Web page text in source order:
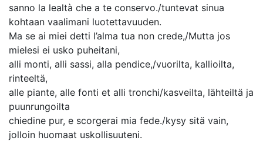
sanno la lealtà che a te conservo./tuntevat sinua
kohtaan vaalimani luotettavuuden.
Ma se ai miei detti l’alma tua non crede,/Mutta jos
mielesi ei usko puheitani,
alli monti, alli sassi, alla pendice,/vuorilta, kallioilta,
rinteeltä,
alle piante, alle fonti et alli tronchi/kasveilta, lähteiltä ja
puunrungoilta
chiedine pur, e scorgerai mia fede./kysy sitä vain,
jolloin huomaat uskollisuuteni.